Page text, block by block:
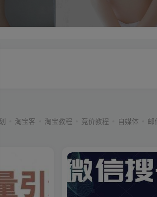
淘宝客 淘宝教程 竞价教程 自媒体 邮